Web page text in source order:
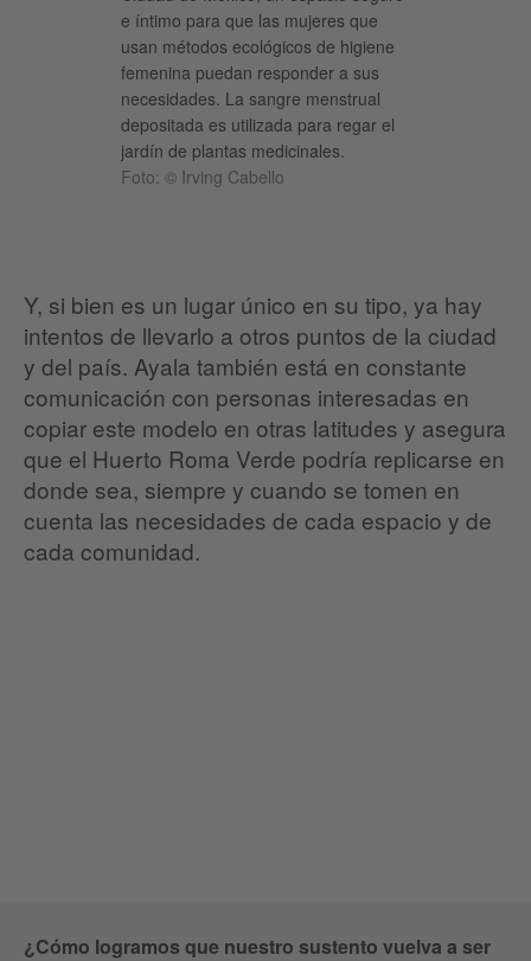
e íntimo para que las mujeres que
usan métodos ecológicos de higiene
femenina puedan responder a sus
necesidades. La sangre menstrual
depositada es utilizada para regar el
jardín de plantas medicinales.
Foto: © Irving Cabello
Y, si bien es un lugar único en su tipo, ya hay
intentos de llevarlo a otros puntos de la ciudad
y del país. Ayala también está en constante
comunicación con personas interesadas en
copiar este modelo en otras latitudes y asegura
que el Huerto Roma Verde podría replicarse en
donde sea, siempre y cuando se tomen en
cuenta las necesidades de cada espacio y de
cada comunidad.
¿Cómo logramos que nuestro sustento vuelva a ser